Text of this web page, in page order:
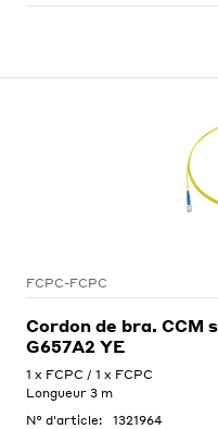
FCPC-FCPC
Cordon de bra. CCM
G657A2 YE
1 x FCPC / 1 x FCPC
Longueur 3 m
N° d'article:
1321964